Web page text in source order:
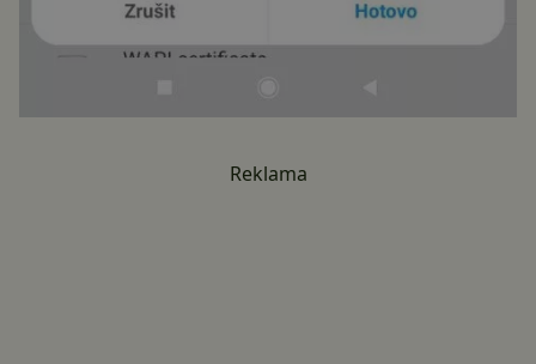
Reklama